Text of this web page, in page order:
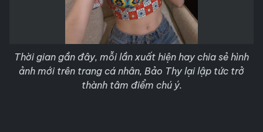
Thời gian gần đây, mỗi lần xuất hiện hay chia sẻ hình
ảnh mới trên trang cá nhân, Bảo Thy lại lập tức trở
thành tâm điểm chú ý.